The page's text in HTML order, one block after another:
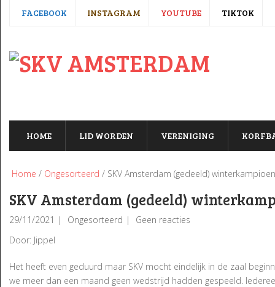
FACEBOOK INSTAGRAM YOUTUBE TIKTOK
HOME LID WORDEN VERENIGING
Home / Ongesorteerd / SKV Amsterdam (gedeeld)
SKV Amsterdam (gedeeld)
29/11/2021 Ongesorteerd
Geen reacties
Door: Jippel
Het heeft even geduurd maar SKV mocht eindelijk in de zaal
we meer dan een maand geen wedstrijd hadden gespeeld.